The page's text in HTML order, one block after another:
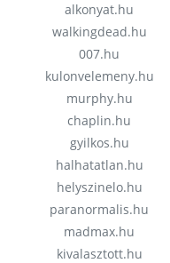
alkonyat.hu
walkingdead.hu
007.hu
kulonvelemeny.hu
murphy.hu
chaplin.hu
gyilkos.hu
halhatatlan.hu
helyszinelo.hu
paranormalis.hu
madmax.hu
kivalasztott.hu